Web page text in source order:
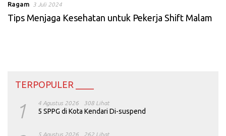
Ragam 3 Juli 2024
Tips Menjaga Kesehatan untuk Pekerja Shift Malam
TERPOPULER ____
1 4 Agustus 2026 308 Lihat
5 SPPG di Kota Kendari Di-suspend
5 Agustus 2026 262 Lihat